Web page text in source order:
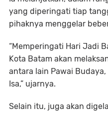
yang diperingati tiap
pihaknya menggelar
“Memperingati Hari Jadi
Kota Batam akan
antara lain Pawai
Isa,” ujarnya.
Selain itu, juga akan